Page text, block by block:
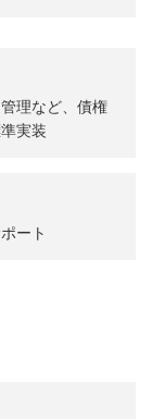
理など、債権
実装
ート